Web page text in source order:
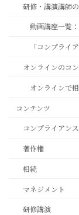
研修・講演講師
動画講座一覧
「コンプライ
オンラインのコ
オンラインで
コンテンツ
コンプライアンス
著作権
相続
マネジメント
研修講演